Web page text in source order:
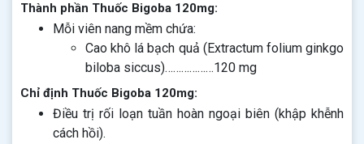
Thành phần Thuốc Bigoba 120mg:
Mỗi viên nang mềm chứa:
Cao khô lá bạch quả (Extractum folium ginkgo
biloba siccus)………………120 mg
Chỉ định Thuốc Bigoba 120mg:
Điều trị rối loạn tuần hoàn ngoại biên (khập khễnh
cách hồi).